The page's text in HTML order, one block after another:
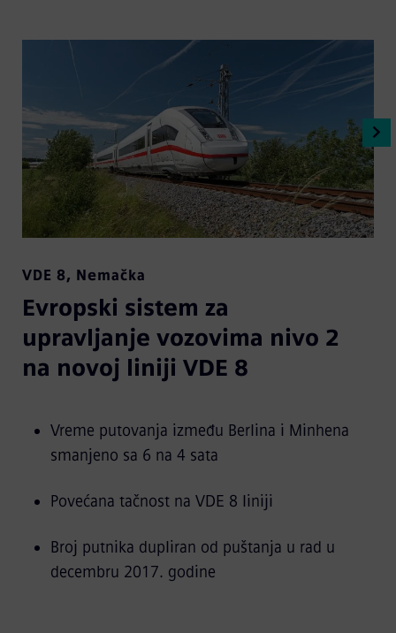
VDE 8, Nemačka
Evropski sistem za
upravljanje vozovima nivo 2
na novoj liniji VDE 8
Vreme putovanja između Berlina i Minhena
smanjeno sa 6 na 4 sata
Povećana tačnost na VDE 8 liniji
Broj putnika dupliran od puštanja u rad u
decembru 2017. godine